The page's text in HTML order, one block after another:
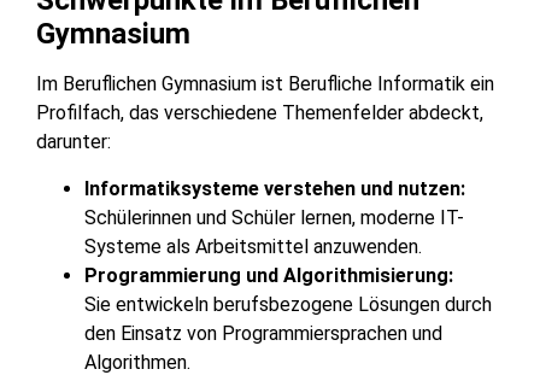
Gymnasium
Im Beruflichen Gymnasium ist Berufliche Informatik ein
Profilfach, das verschiedene Themenfelder abdeckt,
darunter:
Informatiksysteme verstehen und nutzen:
Schülerinnen und Schüler lernen, moderne IT-
Systeme als Arbeitsmittel anzuwenden.
Programmierung und Algorithmisierung:
Sie entwickeln berufsbezogene Lösungen durch
den Einsatz von Programmiersprachen und
Algorithmen.